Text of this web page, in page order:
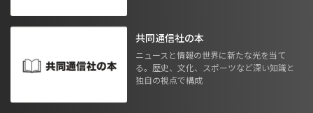
共同通信社の本
ニュースと情報の世界に新たな光を当て
る。歴史、文化、スポーツなど深い知識と
独自の視点で構成